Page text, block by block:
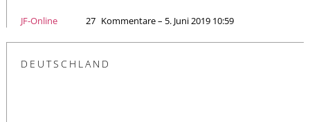
JF-Online 27 Kommentare – 5. Juni 2019 10:59
DEUTSCHLAND